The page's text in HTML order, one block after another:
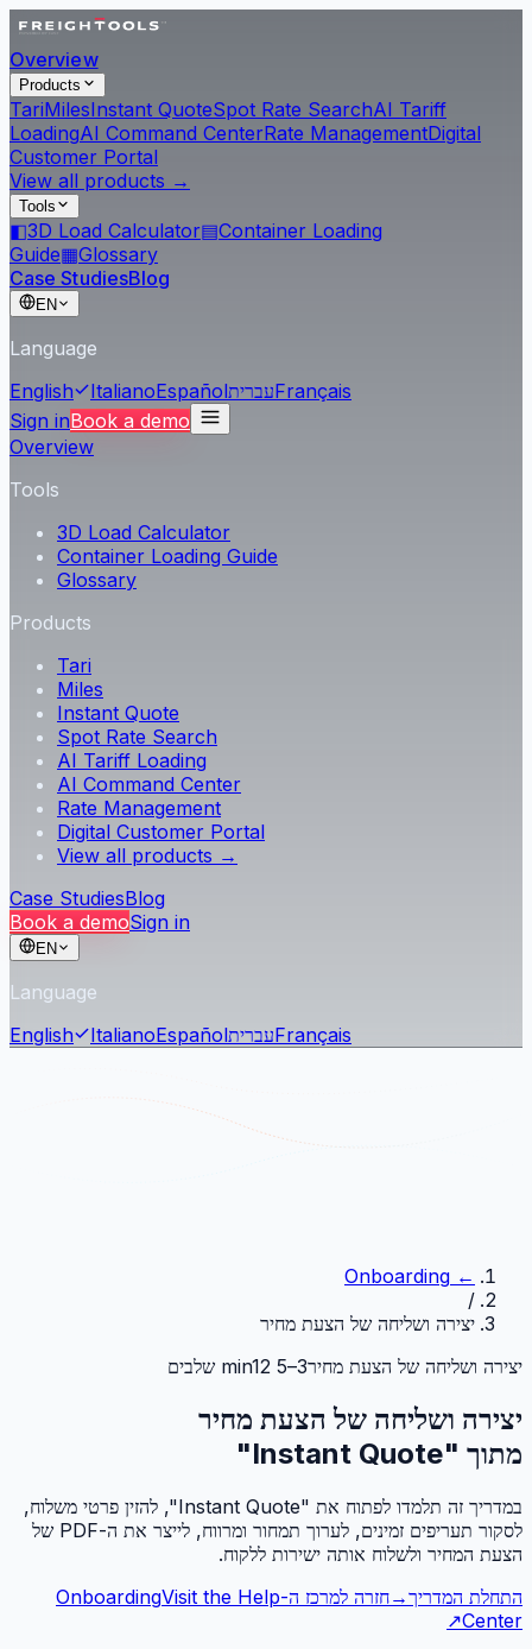
Overview
Products
TariMilesInstant QuoteSpot Rate SearchAI Tariff
LoadingAI Command CenterRate ManagementDigital
Customer Portal
View all products →
Tools
◧3D Load Calculator▤Container Loading
Guide▦Glossary
Case StudiesBlog
EN
Language
English
ItalianoEspañolעבריתFrançais
Sign inBook a demo
Overview
Tools
3D Load Calculator
Container Loading Guide
Glossary
Products
Tari
Miles
Instant Quote
Spot Rate Search
AI Tariff Loading
AI Command Center
Rate Management
Digital Customer Portal
View all products →
Case StudiesBlog
Book a demoSign in
EN
Language
English
ItalianoEspañolעבריתFrançais
←
Onboarding
/
יצירה ושליחה של הצעת מחיר
יצירה ושליחה של הצעת מחיר3–5 min 12 שלבים
יצירה ושליחה של הצעת מחיר
מתוך "Instant Quote"
במדריך זה תלמדו לפתוח את "Instant Quote", להזין פרטי משלוח,
לסקור תעריפים זמינים, לערוך תמחור ומרווח, לייצר את ה-PDF של
הצעת המחיר ולשלוח אותה ישירות ללקוח.
התחלת המדריך→חזרה למרכז ה-OnboardingVisit the Help
Center
↗